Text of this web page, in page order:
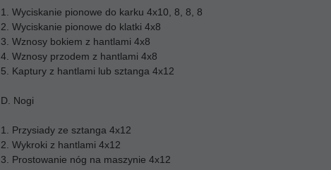
1. Wyciskanie pionowe do karku 4x10, 8, 8, 8
2. Wyciskanie pionowe do klatki 4x8
3. Wznosy bokiem z hantlami 4x8
4. Wznosy przodem z hantlami 4x8
5. Kaptury z hantlami lub sztanga 4x12
D. Nogi
1. Przysiady ze sztanga 4x12
2. Wykroki z hantlami 4x12
3. Prostowanie nóg na maszynie 4x12